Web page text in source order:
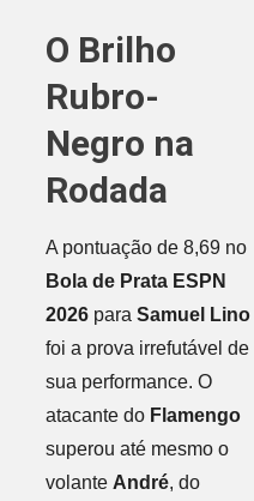
O Brilho
Rubro-
Negro na
Rodada
A pontuação de 8,69 no
Bola de Prata ESPN
2026para Samuel Lino
foi a prova irrefutável de
sua performance. O
atacante do Flamengo
superou até mesmo o
volante André, do